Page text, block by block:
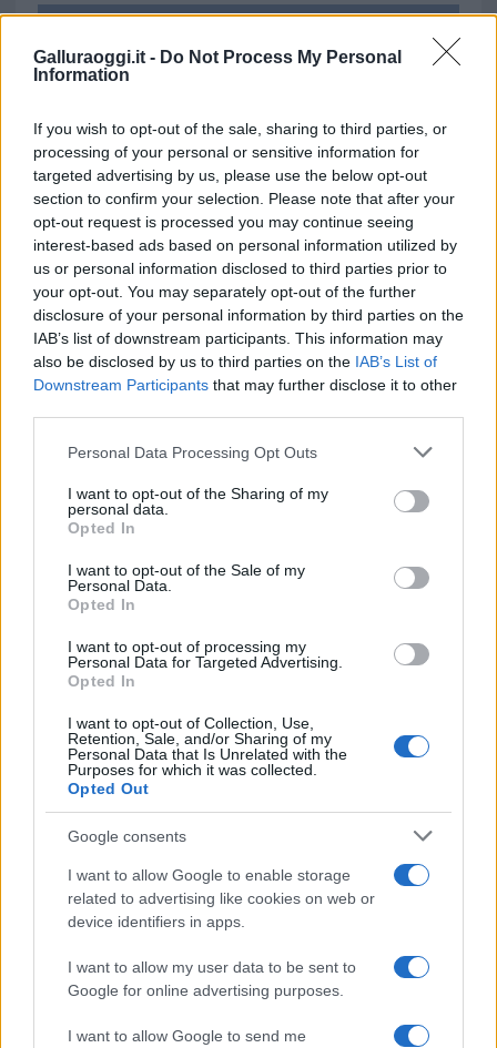
Galluraoggi.it - Do Not Process My Personal
Information
If you wish to opt-out of the sale, sharing to third parties, or
processing of your personal or sensitive information for
targeted advertising by us, please use the below opt-out
section to confirm your selection. Please note that after your
opt-out request is processed you may continue seeing
interest-based ads based on personal information utilized by
us or personal information disclosed to third parties prior to
your opt-out. You may separately opt-out of the further
disclosure of your personal information by third parties on the
IAB’s list of downstream participants. This information may
also be disclosed by us to third parties on the IAB’s List of
Downstream Participants that may further disclose it to other
Please note that this website/app uses one or more Google
not limited to your visit or usage behaviour. You may click to
grant or deny consent to Google and its third-party tags to
use your data for below specified purposes in below Google
consent section.
Personal Data Processing Opt Outs
I want to opt-out of the Sharing of my
personal data.
Opted In
I want to opt-out of the Sale of my
Personal Data.
Opted In
I want to opt-out of processing my
Personal Data for Targeted Advertising.
Opted In
I want to opt-out of Collection, Use,
Retention, Sale, and/or Sharing of my
Personal Data that Is Unrelated with the
Purposes for which it was collected.
Opted Out
Google consents
I want to allow Google to enable storage
related to advertising like cookies on web or
device identifiers in apps.
I want to allow my user data to be sent to
Google for online advertising purposes.
I want to allow Google to send me
Entra nel canale telegram di
Inviaci le tue segnalazioni,
i tuoi video e le tue foto
Su WhatsApp al numero +39
345 356 7512
Ricevi le nostre ultime news
Condividi l'articolo
F
a
ce
b
o
o
k
T
w
it
te
r
n
re
st
h
at
s
A
p
p
h
re
Prossimo articolo
NOTIZIE RECENTI
Le previsioni meteo per il weekend a Olbia e in
Gallura
Michelle Hunziker in Gallura, bella anche dal
vivo: un amico vip svela come fa